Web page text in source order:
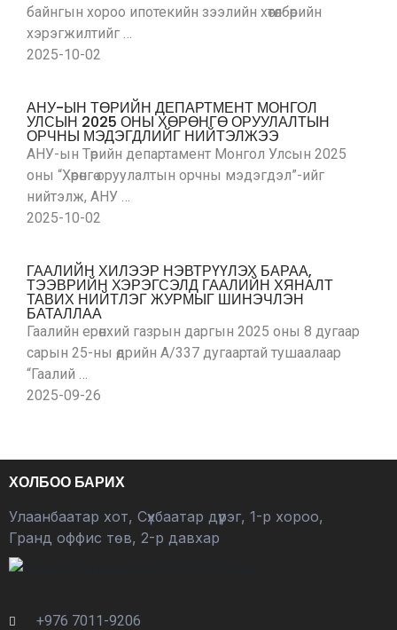
байнгын хороо ипотекийн зээлийн хөтөлбөрийн
хэрэгжилтийг …
2025-10-02
АНУ-ЫН ТӨРИЙН ДЕПАРТМЕНТ МОНГОЛ
УЛСЫН 2025 ОНЫ ХӨРӨНГӨ ОРУУЛАЛТЫН
ОРЧНЫ МЭДЭГДЛИЙГ НИЙТЭЛЖЭЭ
АНУ-ын Төрийн департамент Монгол Улсын 2025
оны “Хөрөнгө оруулалтын орчны мэдэгдэл”-ийг
нийтэлж, АНУ …
2025-10-02
ГААЛИЙН ХИЛЭЭР НЭВТРҮҮЛЭХ БАРАА,
ТЭЭВРИЙН ХЭРЭГСЭЛД ГААЛИЙН ХЯНАЛТ
ТАВИХ НИЙТЛЭГ ЖУРМЫГ ШИНЭЧЛЭН
БАТАЛЛАА
Гаалийн ерөнхий газрын даргын 2025 оны 8 дугаар
сарын 25-ны өдрийн А/337 дугаартай тушаалаар
“Гаалий …
2025-09-26
ХОЛБОО БАРИХ
Улаанбаатар хот, Сүхбаатар дүүрэг, 1-р хороо,
Гранд оффис төв, 2-р давхар
+976 7011-9206